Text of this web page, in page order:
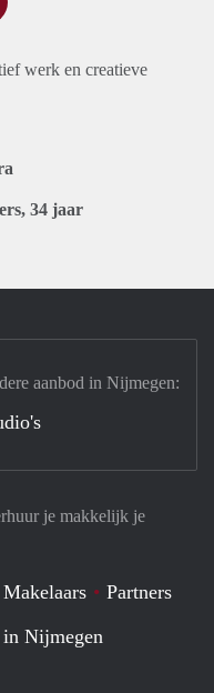
werk en creatieve
34 jaar
je makkelijk je
Partners
in Nijmegen
aanbod in Nijmegen: